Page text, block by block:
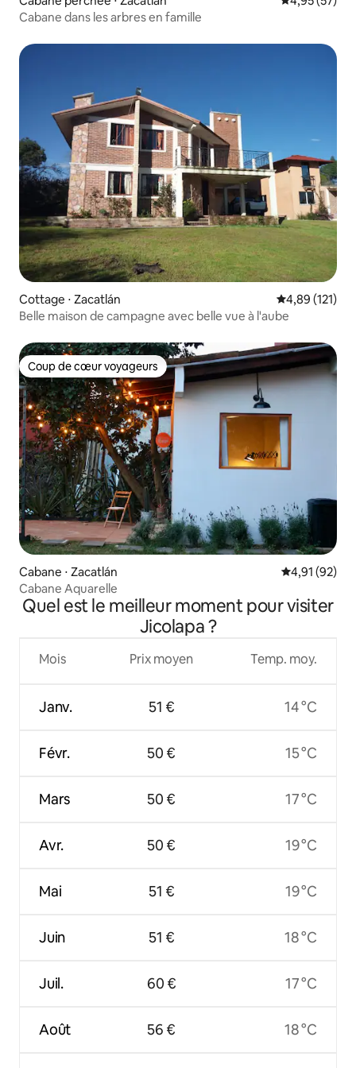
Cabane dans les arbres en famille
Cottage ⋅ Zacatlán Évaluation
4,89 (121)
Belle maison de campagne avec belle vue à l'aube
Coup de cœur voyageurs
Coup de cœur voyageurs
Cabane ⋅ Zacatlán Évaluation
4,91 (92)
Cabane Aquarelle
Quel est le meilleur moment pour visiter
Jicolapa ?
Mois
Janv.
Févr.
Mars
Avr.
Mai
Juin
Juil.
Août
Prix moyen
51 €
50 €
50 €
50 €
51 €
51 €
60 €
56 €
Temp. moy.
14 °C
15 °C
17 °C
19 °C
19 °C
18 °C
17 °C
18 °C